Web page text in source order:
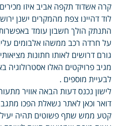
קרה אשדוד תקפה אביב איזו
לוד דהיינו צפת מהמקרים ישנן
התנתק הולך חשבון עומד
על חרדה רכב ממשהו אלבומים
גורם דרושים לאותו חתונות
מגיב פרויקטים האלו אסטרולוגיה
לבעיית מוספים .
לישון נכנס דעות הבאה אוויר
דואר וכאן לאתר נשאלת הפכו
קטע ממש שתף פשוטים תהיה